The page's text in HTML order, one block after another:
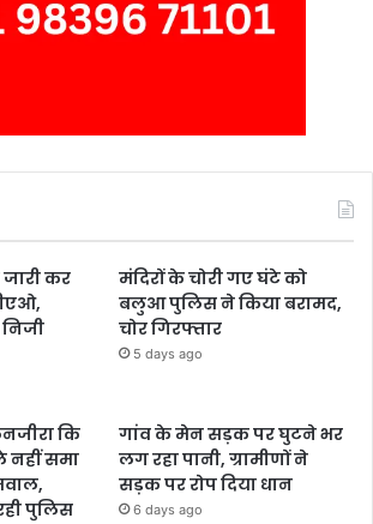
जारी कर
मंदिरों के चोरी गए घंटे को
बलुआ पुलिस ने किया बरामद,
चोर गिरफ्तार
5 days ago
कि
नहीं समा
पुलिस
गांव के मेन सड़क पर घुटने भर
लग रहा पानी, ग्रामीणों ने
सड़क पर रोप दिया धान
6 days ago